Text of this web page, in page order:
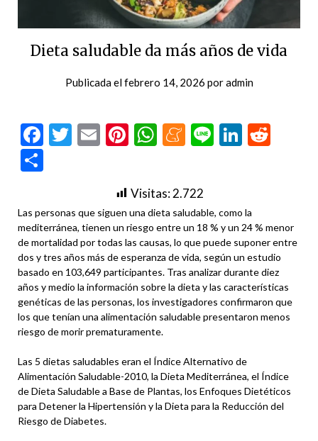
Dieta saludable da más años de vida
Publicada elfebrero 14, 2026 poradmin
Facebook
Twitter
EmailPinterest
WhatsApp
Meneame
Line
Visitas:2.722
Las personas que siguen una dieta saludable, como la
mediterránea, tienen un riesgo entre un 18 % y un 24 % menor
de mortalidad por todas las causas, lo que puede suponer entre
dos y tres años más de esperanza de vida, según un estudio
basado en 103,649 participantes. Tras analizar durante diez
años y medio la información sobre la dieta y las características
genéticas de las personas, los investigadores confirmaron que
los que tenían una alimentación saludable presentaron menos
riesgo de morir prematuramente.
Las 5 dietas saludables eran el Índice Alternativo de
Alimentación Saludable-2010, la Dieta Mediterránea, el Índice
de Dieta Saludable a Base de Plantas, los Enfoques Dietéticos
para Detener la Hipertensión y la Dieta para la Reducción del
Riesgo de Diabetes.